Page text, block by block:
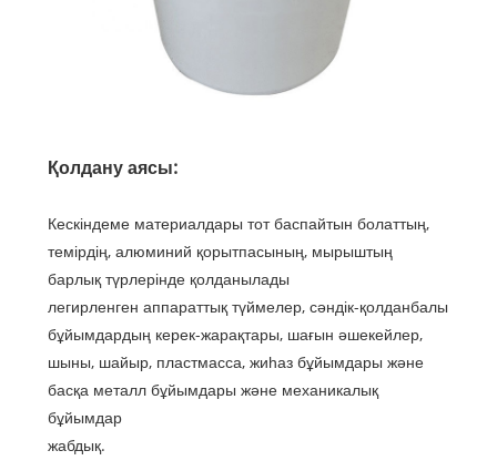
Қолдану аясы:
Кескіндеме материалдары тот баспайтын болаттың,
темірдің, алюминий қорытпасының, мырыштың
барлық түрлерінде қолданылады
легирленген аппараттық түймелер, сәндік-қолданбалы
бұйымдардың керек-жарақтары, шағын әшекейлер,
шыны, шайыр, пластмасса, жиһаз бұйымдары және
басқа металл бұйымдары және механикалық
бұйымдар
жабдық.